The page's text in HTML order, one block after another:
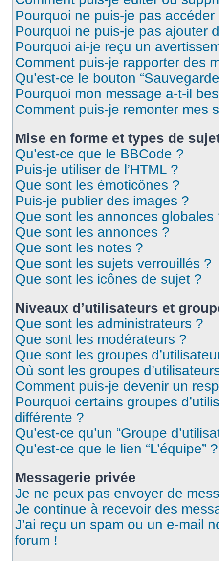
Pourquoi ne puis-je pas
Pourquoi ne puis-je pas ajouter
Pourquoi ai-je reçu un
Comment puis-je rapporter des
Qu’est-ce le bouton
Pourquoi mon message a-t-il
Comment puis-je remonter mes
Mise en forme et types de
Qu’est-ce que le BBCode ?
Puis-je utiliser de l’HTML ?
Que sont les émoticônes ?
Puis-je publier des images ?
Que sont les annonces globales
Que sont les annonces ?
Que sont les notes ?
Que sont les sujets verrouillés ?
Que sont les icônes de sujet ?
Niveaux d’utilisateurs et
Que sont les administrateurs ?
Que sont les modérateurs ?
Que sont les groupes
Où sont les groupes
Comment puis-je devenir un
Pourquoi certains groupes
différente ?
Qu’est-ce qu’un “Groupe
Qu’est-ce que le lien “L’équipe” ?
Messagerie privée
Je ne peux pas envoyer de
Je continue à recevoir des
J’ai reçu un spam ou un e-mail
forum !